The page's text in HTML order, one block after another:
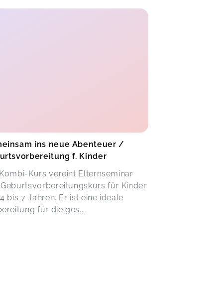
ins neue Abenteuer /
f. Kinder
Kurs vereint Elternseminar
für Kinder
bis 7 Jahren. Er ist eine ideale
für die ges...